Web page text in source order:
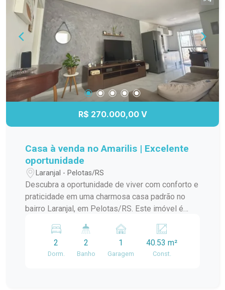
R$ 270.000,00 V
Casa à venda no Amarilis | Excelente
oportunidade
Laranjal - Pelotas/RS
Descubra a oportunidade de viver com conforto e
praticidade em uma charmosa casa padrão no
bairro Laranjal, em Pelotas/RS. Este imóvel é
bem localizado. A casa conta com amplos
ambientes, proporcionando uma ótima circulação
e iluminação natural. A sala de estar é perfeita
2
Dorm.
2
Banho
1
Garagem
40.53 m²
Const.